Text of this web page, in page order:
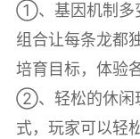
①、基因机制多
组合让每条龙都
培育目标，体验
②、轻松的休闲
式，玩家可以轻